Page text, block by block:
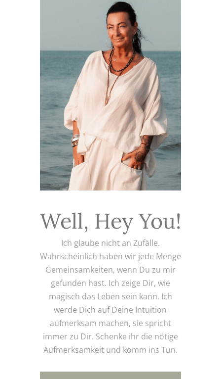
Well, Hey You!
Ich glaube nicht an Zufälle.
Wahrscheinlich haben wir jede Menge
Gemeinsamkeiten, wenn Du zu mir
gefunden hast. Ich zeige Dir, wie
magisch das Leben sein kann. Ich
werde Dich auf Deine Intuition
aufmerksam machen, sie spricht
immer zu Dir. Schenke ihr die nötige
Aufmerksamkeit und komm ins Tun.